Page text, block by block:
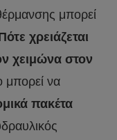
μπορεί
χρειάζεται
χειμώνα στον
μπορεί να
πακέτα